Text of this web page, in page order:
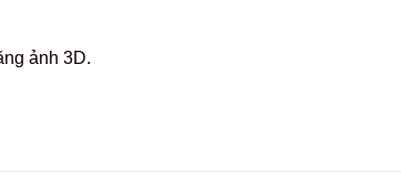
ảnh 3D.